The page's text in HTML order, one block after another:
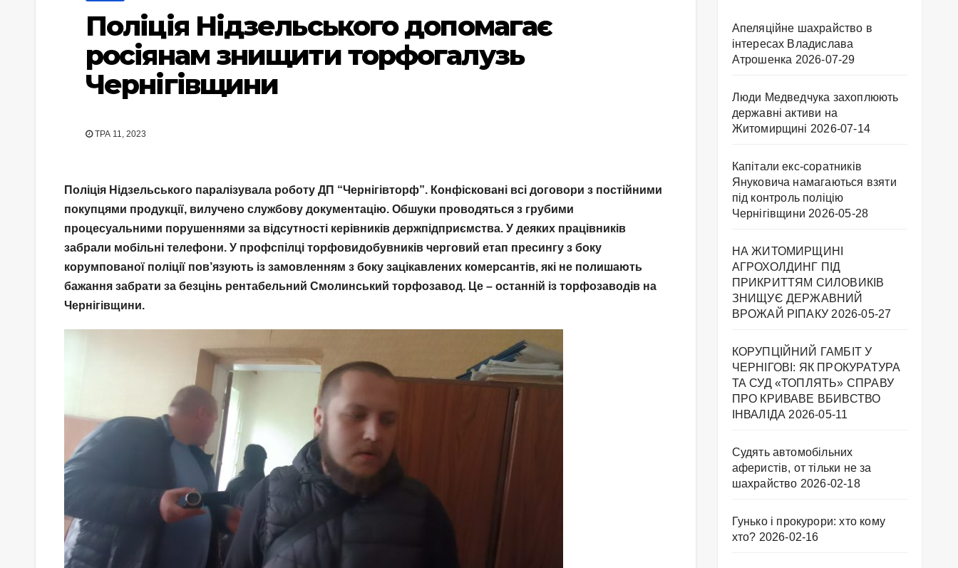
Поліція Нідзельського допомагає
росіянам знищити торфогалузь
Чернігівщини
ТРА 11, 2023
Поліція Нідзельського паралізувала роботу ДП “Чернігівторф”. Конфісковані всі договори з постійними
покупцями продукції, вилучено службову документацію. Обшуки проводяться з грубими
процесуальними порушеннями за відсутності керівників держпідприємства. У деяких працівників
забрали мобільні телефони. У профспілці торфовидобувників черговий етап пресингу з боку
корумпованої поліції пов’язують із замовленням з боку зацікавлених комерсантів, які не полишають
бажання забрати за безцінь рентабельний Смолинський торфозавод. Це – останній із торфозаводів на
Чернігівщини.
Апеляційне шахрайство в
інтересах Владислава
Атрошенка 2026-07-29
Люди Медведчука захоплюють
державні активи на
Житомирщині 2026-07-14
Капітали екс-соратників
Януковича намагаються взяти
під контроль поліцію
Чернігівщини 2026-05-28
НА ЖИТОМИРЩИНІ
АГРОХОЛДИНГ ПІД
ПРИКРИТТЯМ СИЛОВИКІВ
ЗНИЩУЄ ДЕРЖАВНИЙ
ВРОЖАЙ РІПАКУ ​ 2026-05-27
КОРУПЦІЙНИЙ ГАМБІТ У
ЧЕРНІГОВІ: ЯК ПРОКУРАТУРА
ТА СУД «ТОПЛЯТЬ» СПРАВУ
ПРО КРИВАВЕ ВБИВСТВО
ІНВАЛІДА 2026-05-11
Судять автомобільних
аферистів, от тільки не за
шахрайство 2026-02-18
Гунько і прокурори: хто кому
хто? 2026-02-16